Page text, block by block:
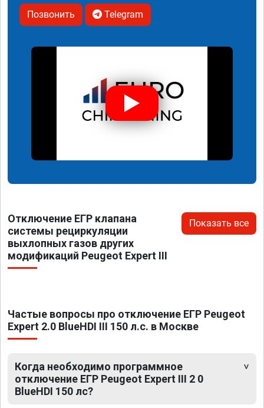
Позвонить Telegram
Отключение ЕГР клапана
системы рециркуляции
выхлопных газов других
модификаций Peugeot Expert III
Показать все
Частые вопросы про отключение ЕГР Peugeot
Expert 2.0 BlueHDI III 150 л.с. в Москве
Когда необходимо программное
отключение ЕГР Peugeot Expert III 2 0
BlueHDI 150 лс?